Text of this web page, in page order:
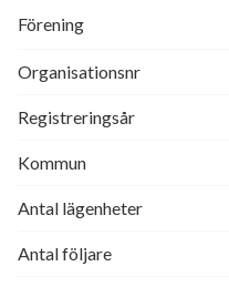
Förening
Organisationsnr
Registreringsår
Kommun
Antal lägenheter
Antal följare